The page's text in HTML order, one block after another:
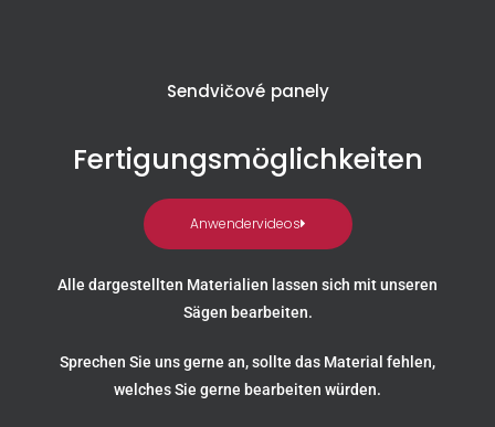
Sendvičové panely
Fertigungsmöglichkeiten
Anwendervideos
Alle dargestellten Materialien lassen sich mit unseren
Sägen bearbeiten.
Sprechen Sie uns gerne an, sollte das Material fehlen,
welches Sie gerne bearbeiten würden.